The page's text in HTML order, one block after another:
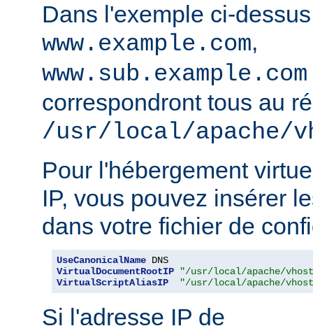
Dans l'exemple ci-
www.example.com,
www.sub.example.com
correspondront tous au
/usr/local/apache/
Pour l'hébergement
IP, vous pouvez insérer
dans votre fichier de
UseCanonicalName
VirtualDocumentRootIP
"/usr/local/apache/
VirtualScriptAliasIP
"/usr/local/apache/
Si l'adresse IP de